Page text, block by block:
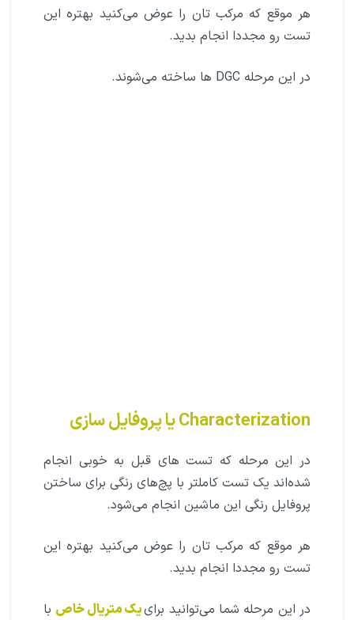
هر موقع که مرکب تان را عوض می‌کنید بهتره این
تست رو مجددا انجام بدید.
در این مرحله DGC ها ساخته می‌شوند.
Characterization یا پروفایل سازی
در این مرحله که تست های قبل به خوبی انجام
شده‌اند یک تست کاملتر با پچ‌های رنگی برای ساختن
پروفایل رنگی این ماشین انجام می‌شود.
هر موقع که مرکب تان را عوض می‌کنید بهتره این
تست رو مجددا انجام بدید.
در این مرحله شما می‌توانید براییک متریال خاص با